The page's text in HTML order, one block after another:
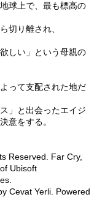
球上で、最も標高の
切り離され、
しい」という母親の
って支配された地だ
」と出会ったエイジ
意をする。
Reserved. Far Cry,
Ubisoft
Cevat Yerli. Powered